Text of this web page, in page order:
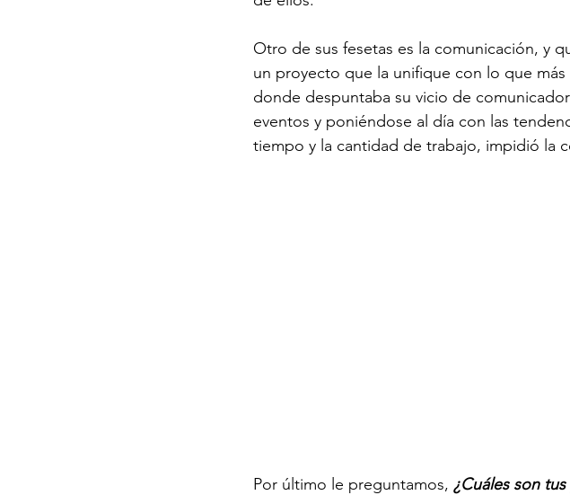
Otro de sus fesetas es la comunicación, y
un proyecto que la unifique con lo que
donde despuntaba su vicio de
eventos y poniéndose al día con las
tiempo y la cantidad de trabajo, impidió la
Por último le preguntamos, ¿Cuáles son